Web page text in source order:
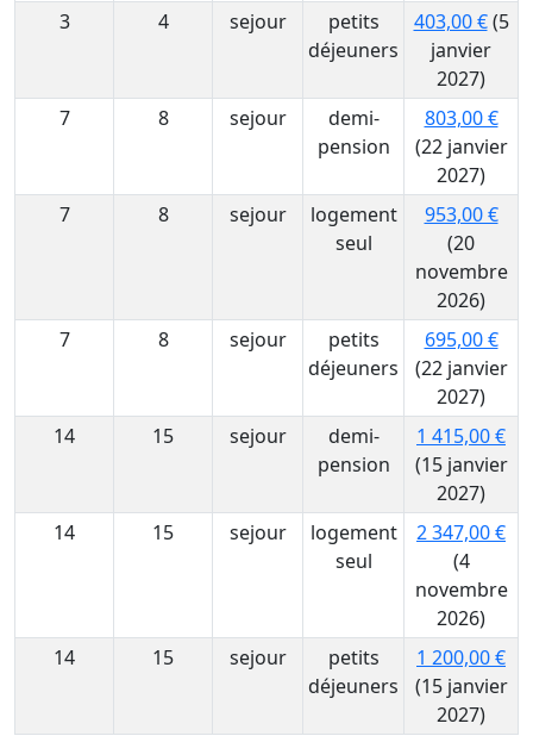
3
4 sejour
petits
déjeuners
403,00 €(5
janvier
2027)
7
8 sejour
demi-
pension
803,00 €
(22 janvier
2027)
7
8 sejour
logement
seul
953,00 €
(20
novembre
2026)
7
8 sejour
petits
déjeuners
695,00 €
(22 janvier
2027)
14
15 sejour
demi-
pension
1 415,00 €
(15 janvier
2027)
14
15 sejour
logement
seul
2 347,00 €
(4
novembre
2026)
14
15 sejour
petits
déjeuners
1 200,00 €
(15 janvier
2027)